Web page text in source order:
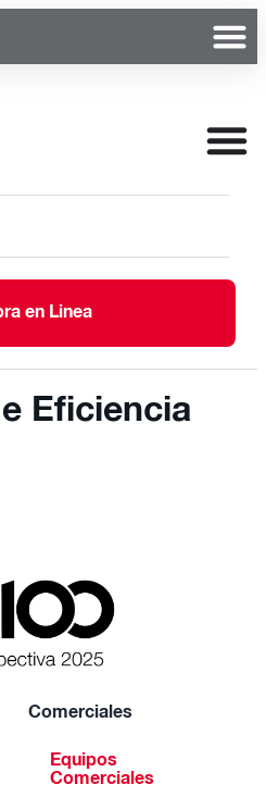
en Linea
Eficiencia
Comerciales
Equipos
Comerciales